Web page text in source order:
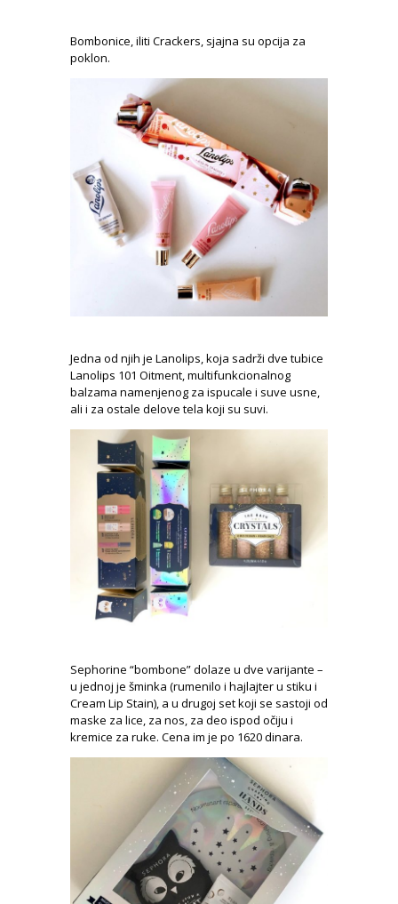
Bombonice, iliti Crackers, sjajna su opcija za
poklon.
Jedna od njih je Lanolips, koja sadrži dve tubice
Lanolips 101 Oitment, multifunkcionalnog
balzama namenjenog za ispucale i suve usne,
ali i za ostale delove tela koji su suvi.
Sephorine “bombone” dolaze u dve varijante –
u jednoj je šminka (rumenilo i hajlajter u stiku i
Cream Lip Stain), a u drugoj set koji se sastoji od
maske za lice, za nos, za deo ispod očiju i
kremice za ruke. Cena im je po 1620 dinara.